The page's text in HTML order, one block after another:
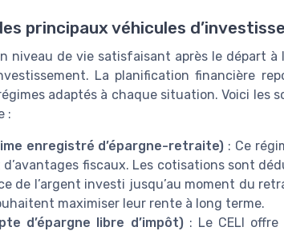
principaux véhicules
niveau de vie satisfaisant après le départ
La planification financière
adaptés à chaque situation. Voici les
:
enregistré d’épargne-retraite) : Ce
fiscaux. Les cotisations sont
de l’argent investi jusqu’au moment du
maximiser leur rente à long terme.
d’épargne libre d’impôt): Le CELI offre